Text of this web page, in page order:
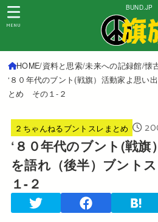
BUND.JP
MENU
HOME 資料と思索 未来への記録館 懐
‘８０年代のブント(戦旗）活動家よ思い
とめ その１-２
２ちゃんねるブントスレまとめ
‘８０年代のブント(戦旗
を語れ（後半）ブント
１-２